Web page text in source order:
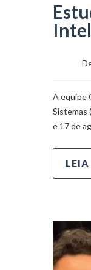
A equipe
Sistemas
e 17 de